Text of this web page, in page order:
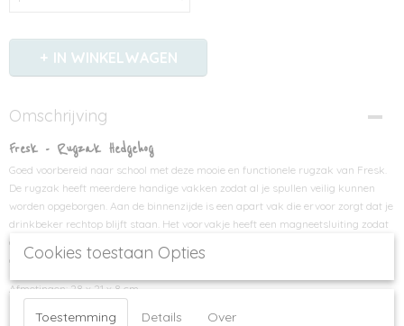
IN WINKELWAGEN
Omschrijving
Fresk - Rugzak Hedgehog
Goed voorbereid naar school met deze mooie en functionele rugzak van Fresk.
De rugzak heeft meerdere handige vakken zodat al je spullen veilig kunnen
worden opgeborgen. Aan de binnenzijde is een apart vak die ervoor zorgt dat je
drinkbeker rechtop blijft staan. Het voorvakje heeft een magneetsluiting zodat
deze altijd vanzelf dicht gaat. De rugzakken van Fresk zijn gemaakt van
gerecyclede PET flessen.
Afmetingen: 28 x 21 x 8 cm
Kleur: licht groen
Cookies toestaan Opties
Toestemming Details Over